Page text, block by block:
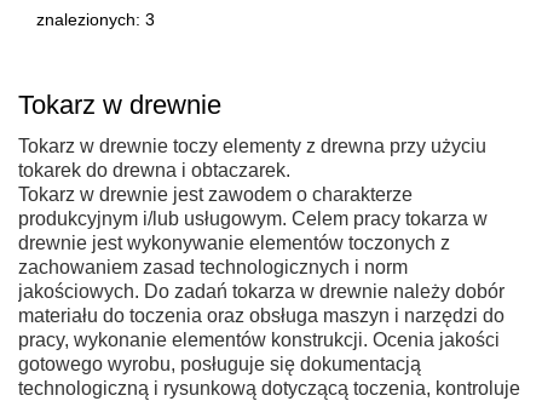
znalezionych: 3
Tokarz w drewnie
Tokarz w drewnie toczy elementy z drewna przy użyciu
tokarek do drewna i obtaczarek.
Tokarz w drewnie jest zawodem o charakterze
produkcyjnym i/lub usługowym. Celem pracy tokarza w
drewnie jest wykonywanie elementów toczonych z
zachowaniem zasad technologicznych i norm
jakościowych. Do zadań tokarza w drewnie należy dobór
materiału do toczenia oraz obsługa maszyn i narzędzi do
pracy, wykonanie elementów konstrukcji. Ocenia jakości
gotowego wyrobu, posługuje się dokumentacją
technologiczną i rysunkową dotyczącą toczenia, kontroluje